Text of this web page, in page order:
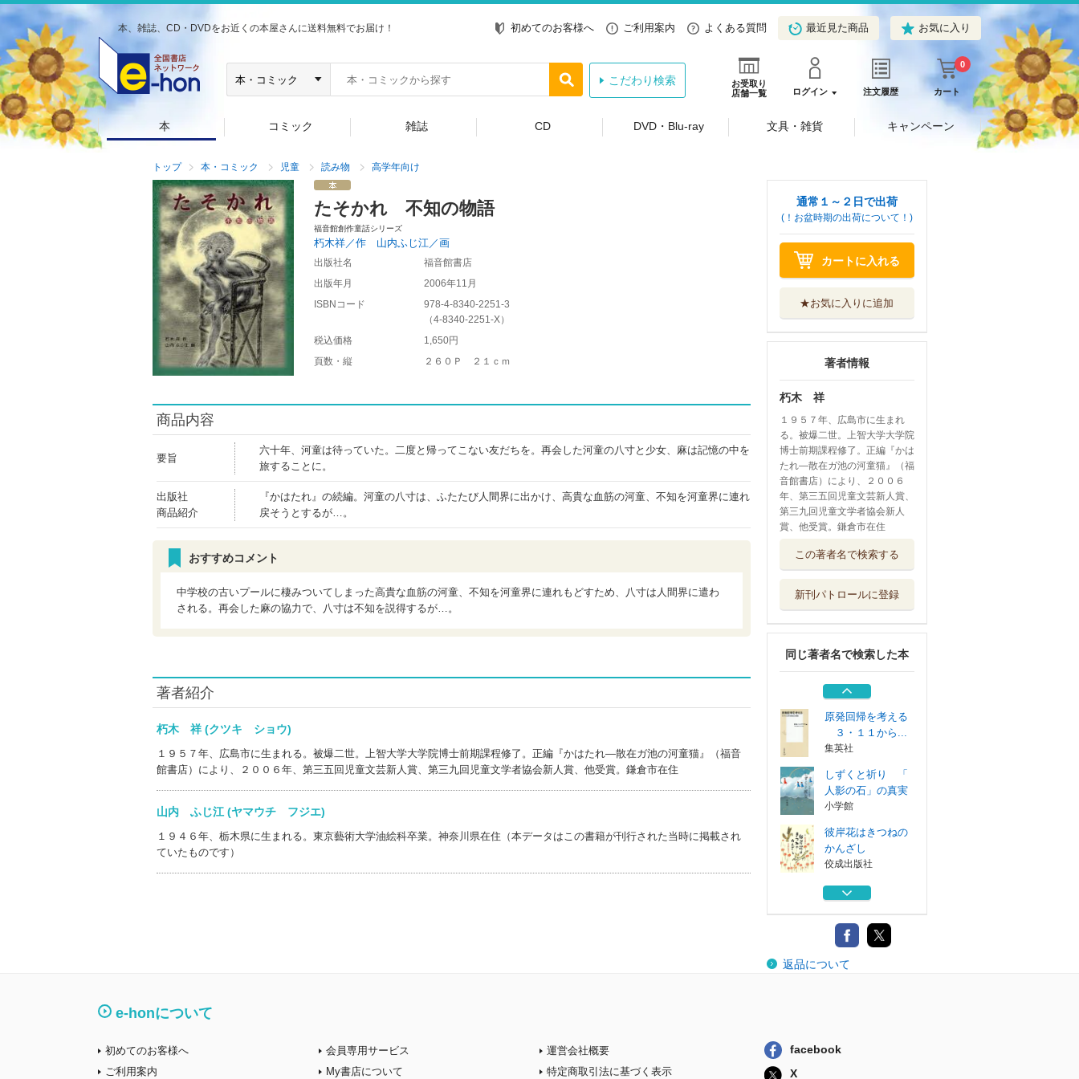
本、雑誌、CD・DVDをお近くの本屋さんに送料無料でお届け！ 初めてのお客様へ ご利用案内 よくある質問 最近見た商品 お気に入り
お受取り
店舗一覧
ログイン 注文履歴 カート
0
こだわり検索
本 コミック 雑誌 CD DVD・Blu-ray 文具・雑貨 キャンペーン
トップ 本・コミック 児童 読み物 高学年向け
たそかれ 不知の物語
福音館創作童話シリーズ
朽木祥／作 山内ふじ江／画
出版社名
福音館書店
出版年月
2006年11月
ISBNコード
978-4-8340-2251-3
（4-8340-2251-X）
税込価格
1,650円
頁数・縦
２６０Ｐ ２１ｃｍ
商品内容
要旨
六十年、河童は待っていた。二度と帰ってこない友だちを。再会した河童の八寸と少女、麻は記憶の中を
旅することに。
出版社
商品紹介
『かはたれ』の続編。河童の八寸は、ふたたび人間界に出かけ、高貴な血筋の河童、不知を河童界に連れ
戻そうとするが…。
おすすめコメント
中学校の古いプールに棲みついてしまった高貴な血筋の河童、不知を河童界に連れもどすため、八寸は人間界に遣わ
される。再会した麻の協力で、八寸は不知を説得するが…。
著者紹介
朽木 祥 (クツキ ショウ)
１９５７年、広島市に生まれる。被爆二世。上智大学大学院博士前期課程修了。正編『かはたれ―散在ガ池の河童猫』（福音
館書店）により、２００６年、第三五回児童文芸新人賞、第三九回児童文学者協会新人賞、他受賞。鎌倉市在住
山内 ふじ江 (ヤマウチ フジエ)
１９４６年、栃木県に生まれる。東京藝術大学油絵科卒業。神奈川県在住（本データはこの書籍が刊行された当時に掲載され
ていたものです）
通常１～２日で出荷
(！お盆時期の出荷について！)
カートに入れる
★お気に入りに追加
著者情報
朽木 祥
１９５７年、広島市に生まれ
る。被爆二世。上智大学大学院
博士前期課程修了。正編『かは
たれ―散在ガ池の河童猫』（福
音館書店）により、２００６
年、第三五回児童文芸新人賞、
第三九回児童文学者協会新人
賞、他受賞。鎌倉市在住
この著者名で検索する
新刊パトロールに登録
同じ著者名で検索した本
かんざし
ねこもおでかけ
赤いめんどり
福音館書店
原発回帰を考える
３・１１から...
集英社
しずくと祈り 「
人影の石」の真実
小学館
彼岸花はきつねの
かんざし
佼成出版社
ねこもおでかけ
赤いめんどり
福音館書店
返品について
e-honについて
初めてのお客様へ
ご利用案内
会員専用サービス
My書店について
運営会社概要
特定商取引法に基づく表示
facebook
X